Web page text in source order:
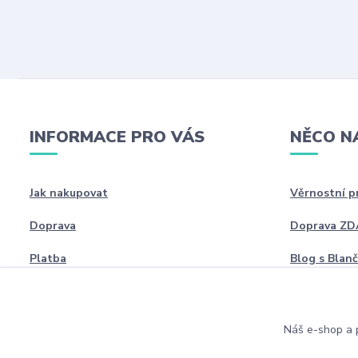
INFORMACE PRO VÁS
Jak nakupovat
Doprava
Platba
NĚCO
Věrnostní
Doprava
Blog s
Náš e-shop a